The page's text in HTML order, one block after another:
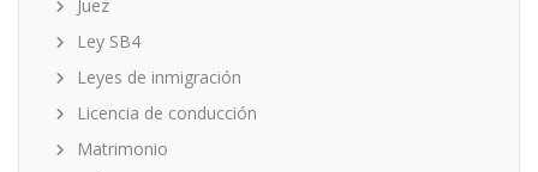
Juez
Ley SB4
Leyes de inmigración
Licencia de conducción
Matrimonio